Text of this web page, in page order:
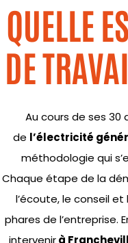
QUELLE
DE
Au cours de ses 30
de l’électricité
méthodologie qui
Chaque étape de la
l’écoute, le conseil
phares de l’entreprise.
intervenirà